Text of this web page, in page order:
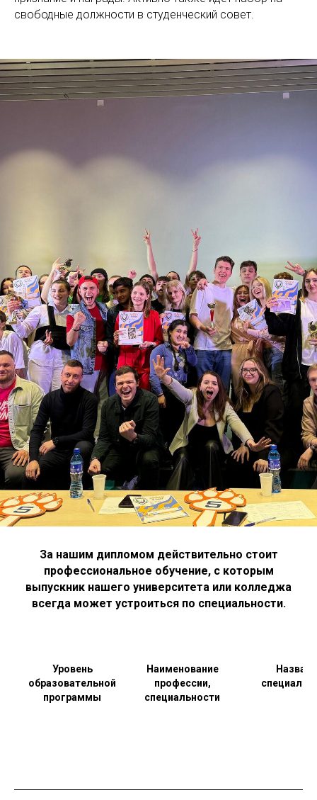
свободные должности в студенческий совет.
За нашим дипломом действительно стоит
профессиональное обучение, с которым
выпускник нашего университета или колледжа
всегда может устроиться по специальности.
Уровень
образовательной
программы
Наименование
профессии,
специальности